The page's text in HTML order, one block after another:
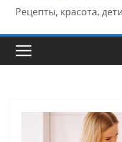
Рецепты, красота,